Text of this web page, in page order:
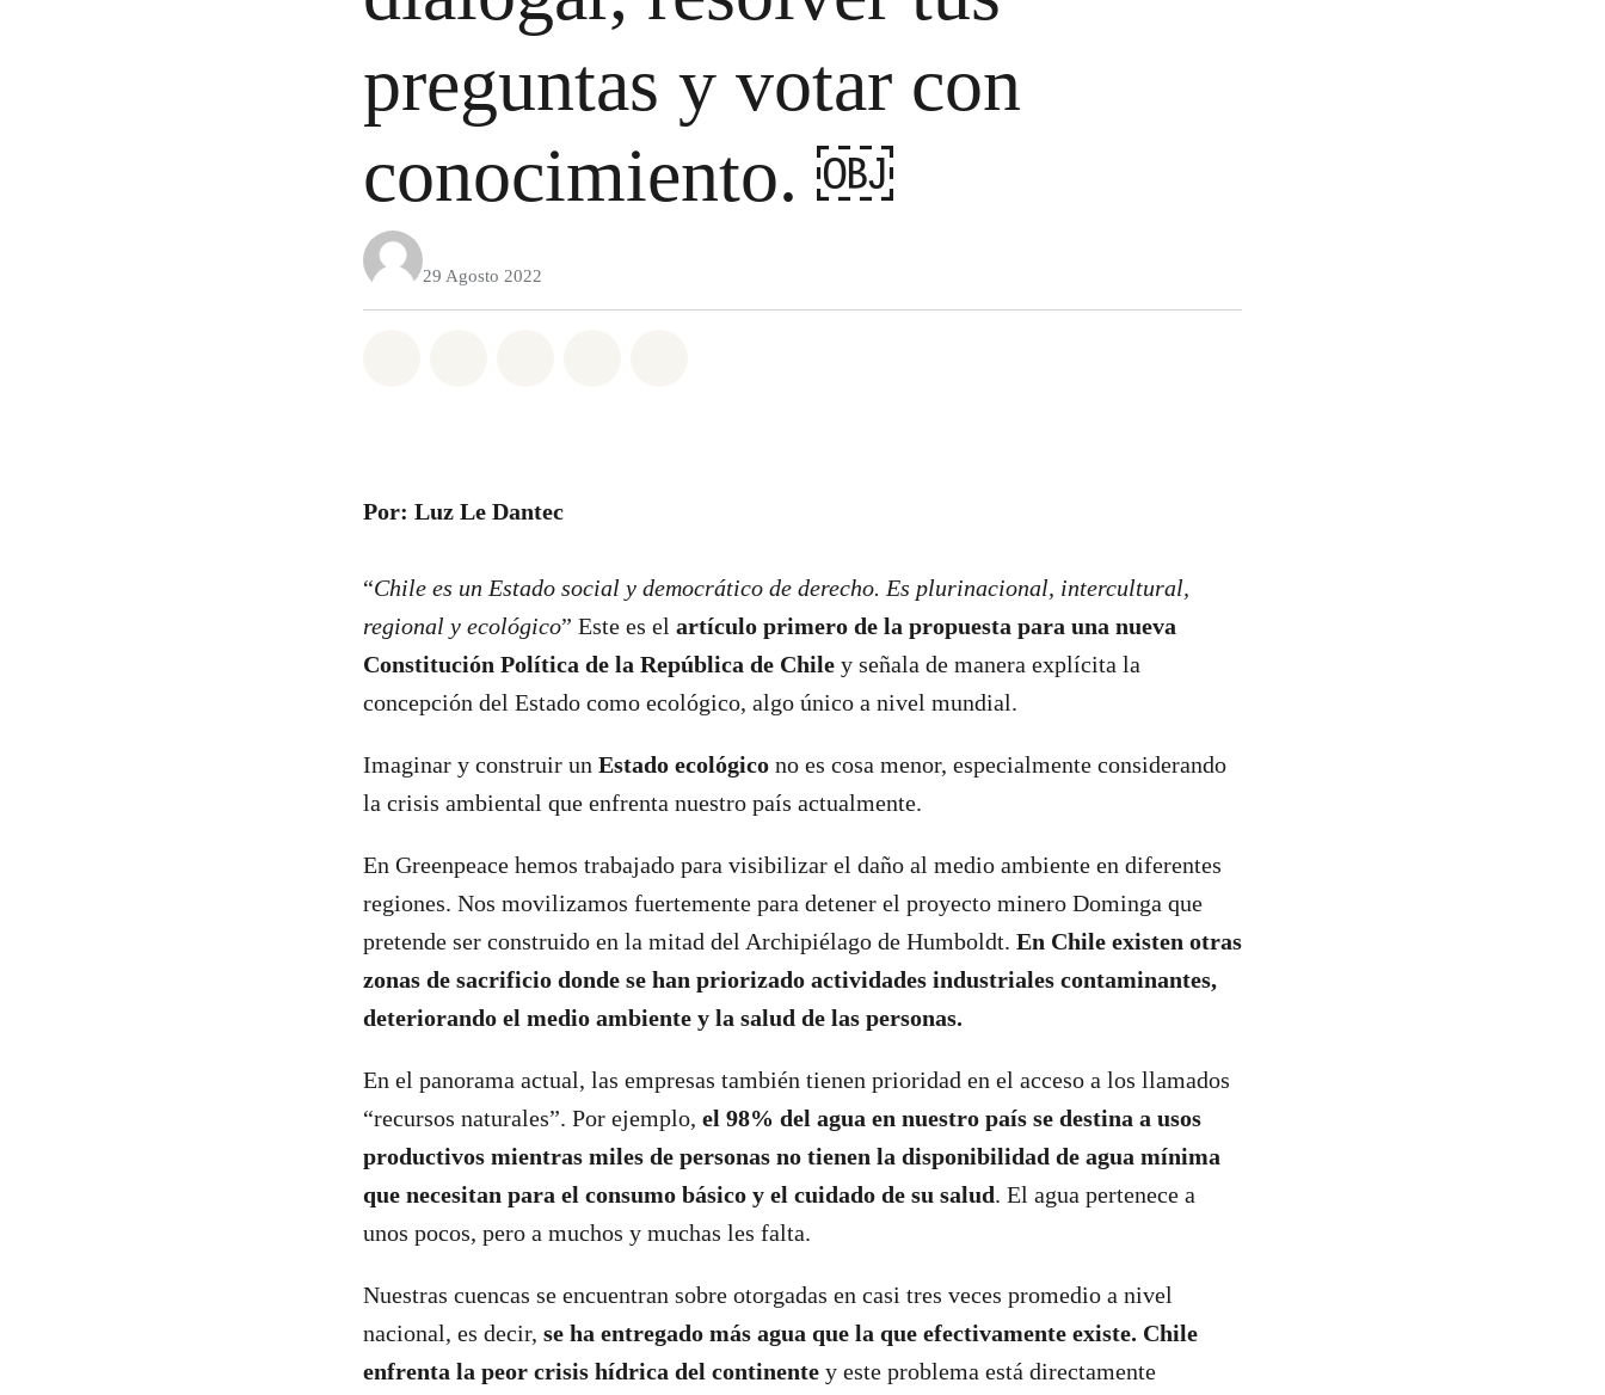
preguntas y votar con
conocimiento. ￼
29 Agosto 2022
Por: Luz Le Dantec
“Chile es un Estado social y democrático de derecho. Es plurinacional, intercultural,
regional y ecológico” Este es el artículo primero de la propuesta para una nueva
Constitución Política de la República de Chile y señala de manera explícita la
concepción del Estado como ecológico, algo único a nivel mundial.
Imaginar y construir un Estado ecológico no es cosa menor, especialmente considerando
la crisis ambiental que enfrenta nuestro país actualmente.
En Greenpeace hemos trabajado para visibilizar el daño al medio ambiente en diferentes
regiones. Nos movilizamos fuertemente para detener el proyecto minero Dominga que
pretende ser construido en la mitad del Archipiélago de Humboldt. En Chile existen otras
zonas de sacrificio donde se han priorizado actividades industriales contaminantes,
deteriorando el medio ambiente y la salud de las personas.
En el panorama actual, las empresas también tienen prioridad en el acceso a los llamados
“recursos naturales”. Por ejemplo, el 98% del agua en nuestro país se destina a usos
productivos mientras miles de personas no tienen la disponibilidad de agua mínima
que necesitan para el consumo básico y el cuidado de su salud. El agua pertenece a
unos pocos, pero a muchos y muchas les falta.
Nuestras cuencas se encuentran sobre otorgadas en casi tres veces promedio a nivel
nacional, es decir, se ha entregado más agua que la que efectivamente existe. Chile
enfrenta la peor crisis hídrica del continente y este problema está directamente